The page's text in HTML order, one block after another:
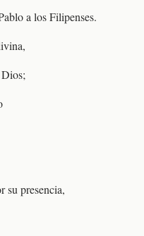
a los Filipenses.
su presencia,